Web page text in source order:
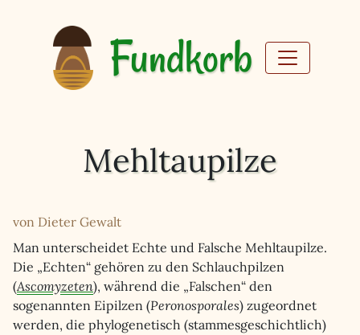
Fundkorb
Mehltaupilze
von Dieter Gewalt
Man unterscheidet Echte und Falsche Mehltaupilze.
Die „Echten“ gehören zu den Schlauchpilzen
(Ascomyzeten), während die „Falschen“ den
sogenannten Eipilzen (Peronosporales) zugeordnet
werden, die phylogenetisch (stammesgeschichtlich)